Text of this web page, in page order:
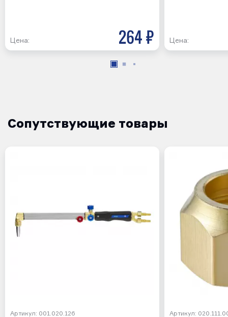
Цена: 264 р Цена:
Сопутствующие товары
Артикул: 001.020.126 Артикул: